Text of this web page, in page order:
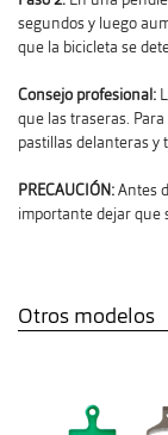
segundos y luego
que la bicicleta se
Consejo profesional:
que las traseras.
pastillas delanteras y
PRECAUCIÓN:Antes
importante dejar que
Otros modelos